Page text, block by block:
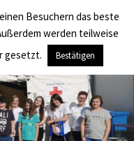
Search
Besuchern das beste
werden teilweise
gesetzt.
Bestätigen